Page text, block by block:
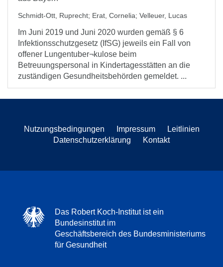
Schmidt-Ott, Ruprecht; Erat, Cornelia; Velleuer, Lucas
Im Juni 2019 und Juni 2020 wurden gemäß § 6
Infektionsschutzgesetz (IfSG) jeweils ein Fall von
offener Lungentuber¬kulose beim
Betreuungspersonal in Kindertagesstätten an die
zuständigen Gesundheitsbehörden gemeldet. ...
Nutzungsbedingungen Impressum
Leitlinien
Datenschutzerklärung
Kontakt
Das Robert Koch-Institut ist ein
Bundesinstitut im
Geschäftsbereich des Bundesministeriums
für Gesundheit